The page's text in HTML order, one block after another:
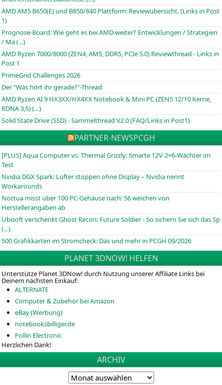
AMD AM5 B650(E) und B850/840 Plattform: Reviewübersicht. (Links in Post
1)
Prognose-Board: Wie geht es bei AMD weiter? Entwicklungen / Strategien
/ Ma (…)
AMD Ryzen 7000/8000 (ZEN4, AM5, DDR5, PCIe 5.0) Reviewthread - Links in
Post 1
PrimeGrid Challenges 2026
Der "Was hört ihr gerade?"-Thread
AMD Ryzen AI 9 HX3XX/HX4XX Notebook & Mini PC (ZEN5 12/10 Kerne,
RDNA 3,5) (…)
Solid State Drive (SSD) - Sammelthread V2.0 (FAQ/Links in Post1)
PARTNER-NEWSPCGH
[PLUS] Aqua Computer vs. Thermal Grizzly: Smarte 12V-2×6-Wächter im
Test
Nvidia DGX Spark: Lüfter stoppen ohne Display – Nvidia nennt
Workarounds
Noctua misst über 100 PC-Gehäuse nach: 56 weichen von
Herstellerangaben ab
Ubisoft verschenkt Ghost Recon: Future Soldier - So sichern Sie sich das Sp
(…)
500 Grafikkarten im Stromcheck: Das und mehr in PCGH 09/2026
PLANET 3DNOW! HELFEN
Unterstütze Planet 3DNow! durch Nutzung unserer Affiliate Links bei
Deinem nächsten Einkauf:
ALTERNATE
Computer & Zubehör bei Amazon
eBay (Werbung)
notebooksbilliger.de
Pollin Electronic
Herzlichen Dank!
ARCHIV